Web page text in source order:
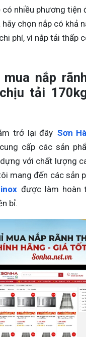
nhiều phương tiện
chọn nắp có khả
phí, vì nắp tải thấp
nắp
tải
trở lại đây Sơn
cấp các sản
với chất lượng
mang đến các sản
được làm hoàn
bỉ.